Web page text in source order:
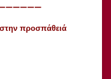
προσπάθειά